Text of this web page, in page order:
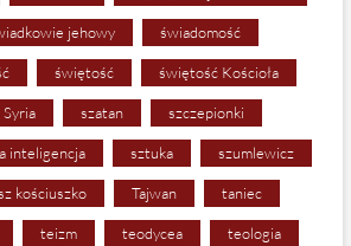
jehowy świadomość
świętość świętość Kościoła
Syria szatan szczepionki
inteligencja sztuka szumlewicz
kościuszko Tajwan taniec
teizm teodycea teologia